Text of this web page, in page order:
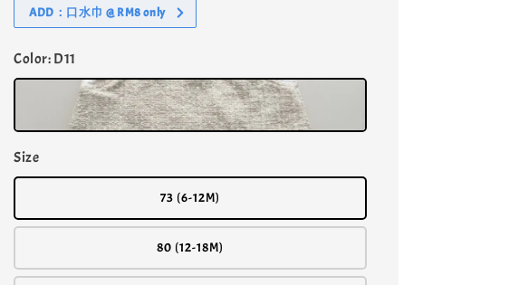
ADD：口水巾 @ RM8 only
Color: D11
Size
73 (6-12M)
80 (12-18M)